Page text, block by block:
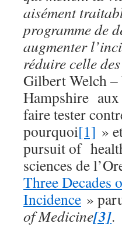
aisément
programme de
augmenter
réduire celle
Gilbert Welch –
Hampshire aux
faire tester
pourquoi[1] »
pursuit of
sciences de
Three Decades
Incidence »
of Medicine[3].